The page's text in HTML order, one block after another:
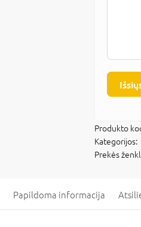
Produkto
Kategorijos:
Prekės
Papildoma informacija